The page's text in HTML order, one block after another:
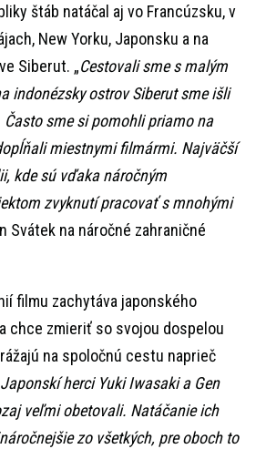
štáb natáčal aj vo Francúzsku, v
New Yorku, Japonsku a na
Siberut. „Cestovali sme s malým
indonézsky ostrov Siberut sme išli
sme si pomohli priamo na
miestnymi filmármi. Najväčší
kde sú vďaka náročným
zvyknutí pracovať s mnohými
Svátek na náročné zahraničné
filmu zachytáva japonského
chce zmieriť so svojou dospelou
na spoločnú cestu naprieč
Japonskí herci Yuki Iwasaki a Gen
veľmi obetovali. Natáčanie ich
zo všetkých, pre oboch to